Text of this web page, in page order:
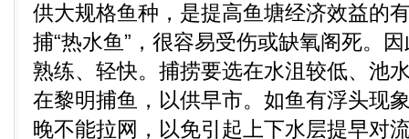
供大规格鱼种，是提高鱼塘经济效益的
捕“热水鱼”，很容易受伤或缺氧阁死。
熟练、轻快。捕捞要选在水沮较低、池
在黎明捕鱼，以供早市。如鱼有浮头现
晚不能拉网，以免引起上下水层提早对